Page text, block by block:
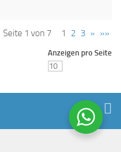
Seite 1 von 7 1 2 3 » »»
Anzeigen pro Seite